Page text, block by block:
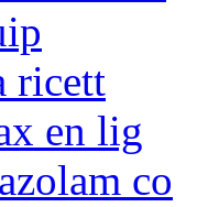
ricett
en lig
co